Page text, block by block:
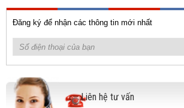
Đăng ký để nhận các thông tin mới nhất
Liên hệ tư vấn